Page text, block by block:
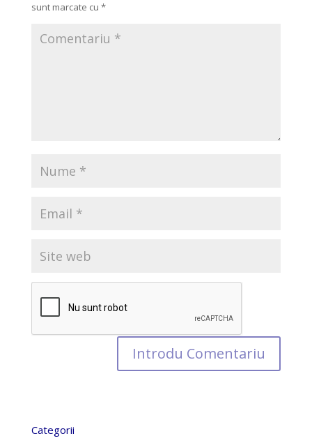
sunt marcate cu *
Categorii